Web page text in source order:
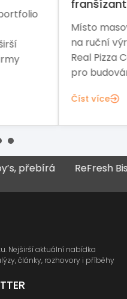
modelu sází
na dřevo. The
příležitost
českém trhu.
ReFresh Bistro
Nejširší aktuální nabídka
články, rozhovory i příběhy